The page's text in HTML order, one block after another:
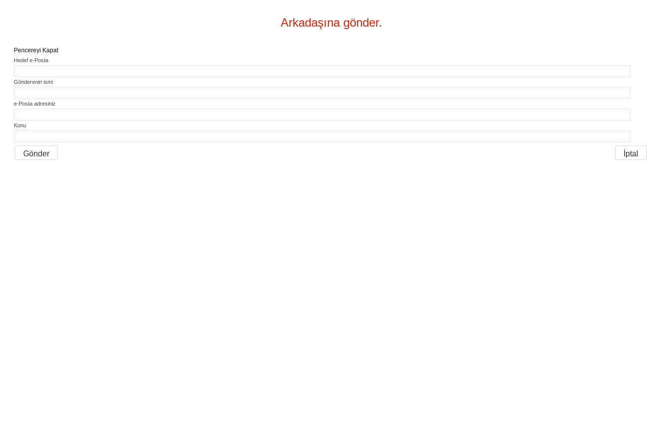
Arkadaşına gönder.
Pencereyi Kapat
Hedef e-Posta
Gönderenin ismi
e-Posta adresiniz
Konu
Gönder İptal